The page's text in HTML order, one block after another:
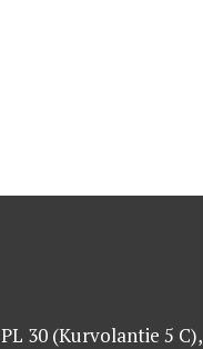
PL 30 (Kurvolantie 5 C),